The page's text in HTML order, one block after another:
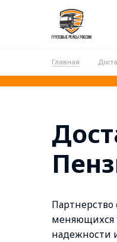
Главная
меняющихся
надежности